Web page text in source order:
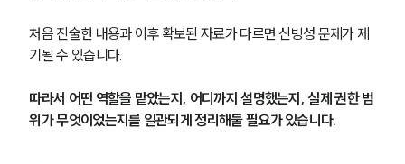
처음 진술한 내용과 이후 확보된 자료가 다르면 신빙성 문제가 제
기될 수 있습니다.
따라서 어떤 역할을 맡았는지, 어디까지 설명했는지, 실제 권한 범
위가 무엇이었는지를 일관되게 정리해둘 필요가 있습니다.